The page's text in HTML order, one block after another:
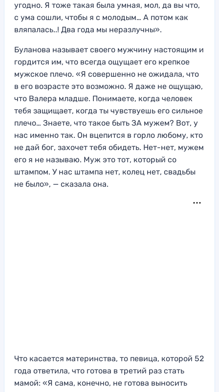
угодно. Я тоже такая была умная, мол, да вы что,
с ума сошли, чтобы я с молодым… А потом как
вляпалась..! Два года мы неразлучны».
Буланова называет своего мужчину настоящим и
гордится им, что всегда ощущает его крепкое
мужское плечо. «Я совершенно не ожидала, что
в его возрасте это возможно. Я даже не ощущаю,
что Валера младше. Понимаете, когда человек
тебя защищает, когда ты чувствуешь его сильное
плечо… Знаете, что такое быть ЗА мужем? Вот, у
нас именно так. Он вцепится в горло любому, кто
не дай бог, захочет тебя обидеть. Нет-нет, мужем
его я не называю. Муж это тот, который со
штампом. У нас штампа нет, колец нет, свадьбы
не было», — сказала она.
Что касается материнства, то певица, которой 52
года ответила, что готова в третий раз стать
мамой: «Я сама, конечно, не готова выносить